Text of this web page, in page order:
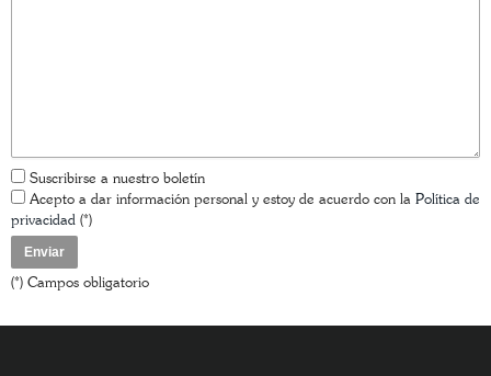
Suscribirse a nuestro boletín
Acepto a dar información personal y estoy de acuerdo con la Política de
privacidad (*)
(*) Campos obligatorio